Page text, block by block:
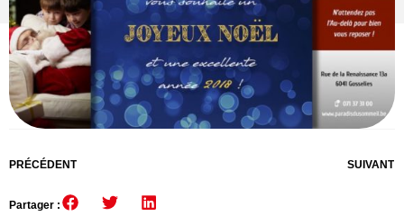
PRÉCÉDENT SUIVANT
Partager :